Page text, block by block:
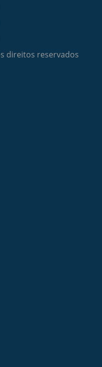
direitos reservados